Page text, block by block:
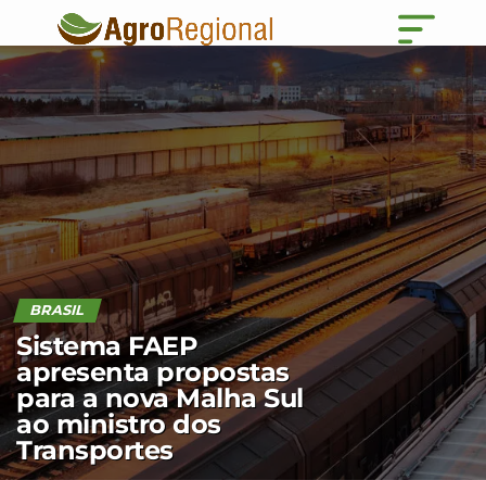
BRASIL
Sistema FAEP
apresenta propostas
para a nova Malha Sul
ao ministro dos
Transportes